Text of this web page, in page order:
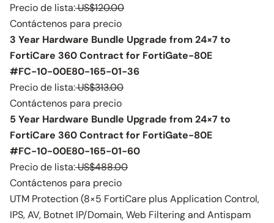
Precio de lista:US$120.00
Contáctenos para precio
3 Year Hardware Bundle Upgrade from 24×7 to
FortiCare 360 Contract for FortiGate-80E
#FC-10-00E80-165-01-36
Precio de lista:US$313.00
Contáctenos para precio
5 Year Hardware Bundle Upgrade from 24×7 to
FortiCare 360 Contract for FortiGate-80E
#FC-10-00E80-165-01-60
Precio de lista:US$488.00
Contáctenos para precio
UTM Protection (8×5 FortiCare plus Application Control,
IPS, AV, Botnet IP/Domain, Web Filtering and Antispam